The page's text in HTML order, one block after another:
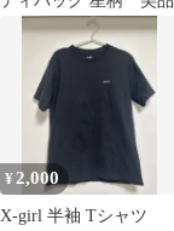
¥ 2,000
X-girl 半袖 Tシャツ